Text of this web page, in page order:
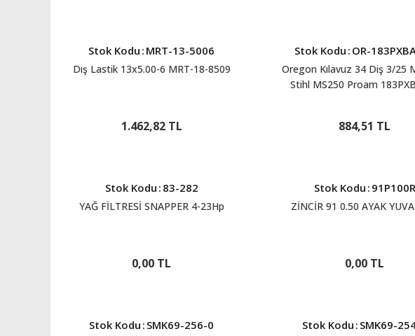
Stok Kodu : MRT-13-5006
Dış Lastik 13x5.00-6 MRT-18-8509
1.462,82 TL
Stok Kodu : OR-
Oregon Kılavuz 34 Diş 3/25
Stihl MS250 Proam
884,51 TL
Stok Kodu : 83-282
YAĞ FİLTRESİ SNAPPER 4-23Hp
0,00 TL
Stok Kodu : 91P100R
ZİNCİR 91 0.50 AYAK
0,00 TL
Stok Kodu : SMK69-256-0 Stok Kodu : SMK69-